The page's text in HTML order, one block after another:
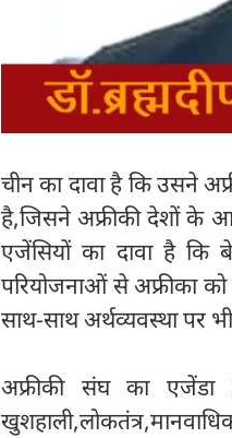
चीन का दावा है कि उसने
है,जिसने अफ्रीकी देशों के
एजेंसियों का दावा है कि
परियोजनाओं से अफ्रीका
साथ-साथ अर्थव्यवस्था पर
अफ्रीकी संघ का एजेंडा